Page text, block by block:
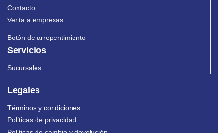
Contacto
Venta a empresas
Botón de arrepentimiento
Servicios
Sucursales
Legales
Términos y condiciones
Políticas de privacidad